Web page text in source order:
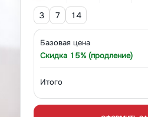
3 7 14
Базовая цена
Скидка 15% (продление)
Итого